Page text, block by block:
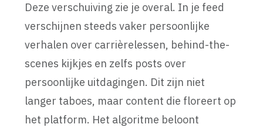
Deze verschuiving zie je overal. In je feed
verschijnen steeds vaker persoonlijke
verhalen over carrièrelessen, behind-the-
scenes kijkjes en zelfs posts over
persoonlijke uitdagingen. Dit zijn niet
langer taboes, maar content die floreert op
het platform. Het algoritme beloont